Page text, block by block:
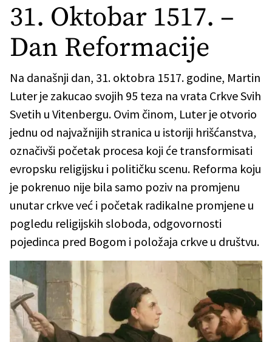
31. Oktobar 1517. –
Dan Reformacije
Na današnji dan, 31. oktobra 1517. godine, Martin
Luter je zakucao svojih 95 teza na vrata Crkve Svih
Svetih u Vitenbergu. Ovim činom, Luter je otvorio
jednu od najvažnijih stranica u istoriji hrišćanstva,
označivši početak procesa koji će transformisati
evropsku religijsku i političku scenu. Reforma koju
je pokrenuo nije bila samo poziv na promjenu
unutar crkve već i početak radikalne promjene u
pogledu religijskih sloboda, odgovornosti
pojedinca pred Bogom i položaja crkve u društvu.